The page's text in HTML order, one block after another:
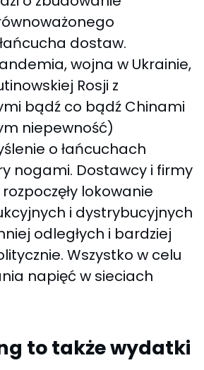
dostaw.
wojna w Ukrainie,
Rosji z
bądź co bądź Chinami
niepewność)
o łańcuchach
nogami. Dostawcy i firmy
lokowanie
i dystrybucyjnych
odległych i bardziej
Wszystko w celu
napięć w sieciach
to także wydatki